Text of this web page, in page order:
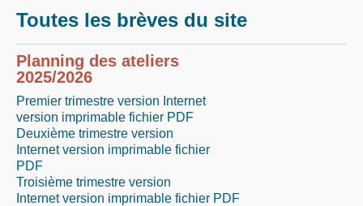
Toutes les brèves du site
Planning des ateliers
2025/2026
Premier trimestre version Internet
version imprimable fichier PDF
Deuxième trimestre version
Internet version imprimable fichier
PDF
Troisième trimestre version
Internet version imprimable fichier PDF